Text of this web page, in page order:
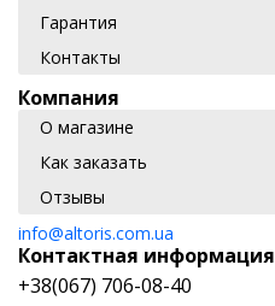
Гарантия
Контакты
Компания
О магазине
Как заказать
Отзывы
info@altoris.com.ua
Контактная информация
+38(067) 706-08-40